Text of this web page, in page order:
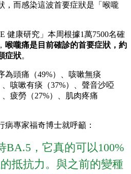
，而感染這波首要症狀是「喉嚨
健康研究」本周根據1萬7500名確
喉嚨痛是目前確診的首要症狀，約
症狀。
為頭痛（49%）、咳嗽無痰
、咳嗽有痰（37%）、聲音沙啞
、疲勞（27%）、肌肉疼痛
專家福奇博士就呼籲：
BA.5，它真的可以100%
抵抗力。與之前的變種